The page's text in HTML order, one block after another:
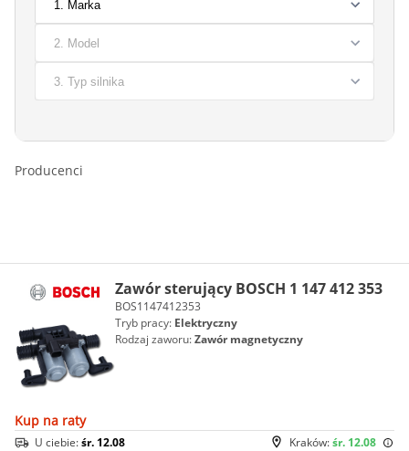
Producenci
Zawór sterujący BOSCH 1 147 412 353
BOS1147412353
Tryb pracy: Elektryczny
Rodzaj zaworu:Zawór magnetyczny
Kup na raty
Kraków:śr. 12.08
U ciebie:śr. 12.08